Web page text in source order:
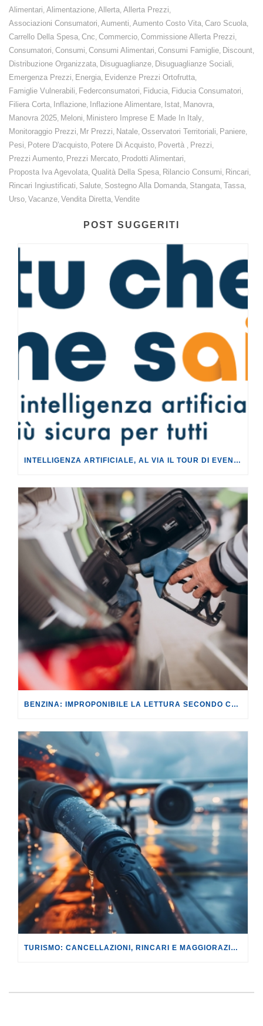
Alimentari, Alimentazione, Allerta, Allerta Prezzi,
Associazioni Consumatori, Aumenti, Aumento Costo Vita, Caro Scuola,
Carrello Della Spesa, Cnc, Commercio, Commissione Allerta Prezzi,
Consumatori, Consumi, Consumi Alimentari, Consumi Famiglie, Discount,
Distribuzione Organizzata, Disuguaglianze, Disuguaglianze Sociali,
Emergenza Prezzi, Energia, Evidenze Prezzi Ortofrutta,
Famiglie Vulnerabili, Federconsumatori, Fiducia, Fiducia Consumatori,
Filiera Corta, Inflazione, Inflazione Alimentare, Istat, Manovra,
Manovra 2025, Meloni, Ministero Imprese E Made In Italy,
Monitoraggio Prezzi, Mr Prezzi, Natale, Osservatori Territoriali, Paniere,
Pesi, Potere D'acquisto, Potere Di Acquisto, Povertà , Prezzi,
Prezzi Aumento, Prezzi Mercato, Prodotti Alimentari,
Proposta Iva Agevolata, Qualità Della Spesa, Rilancio Consumi, Rincari,
Rincari Ingiustificati, Salute, Sostegno Alla Domanda, Stangata, Tassa,
Urso, Vacanze, Vendita Diretta, Vendite
POST SUGGERITI
INTELLIGENZA ARTIFICIALE, AL VIA IL TOUR DI EVENTI DEL PROGETTO TU CHE NE SAI?
BENZINA: IMPROPONIBILE LA LETTURA SECONDO CUI PROROGARE IL TAGLIO DELLE ACCISE SIGNIFICA TASSARE TUTTI I CITTADINI.
TURISMO: CANCELLAZIONI, RINCARI E MAGGIORAZIONI DI VOLI E PRENOTAZIONI.